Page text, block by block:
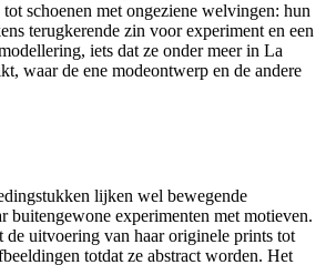
schoenen met ongeziene welvingen: hun
terugkerende zin voor experiment en een
iets dat ze onder meer in La
waar de ene modeontwerp en de andere
lijken wel bewegende
buitengewone experimenten met motieven.
uitvoering van haar originele prints tot
totdat ze abstract worden. Het